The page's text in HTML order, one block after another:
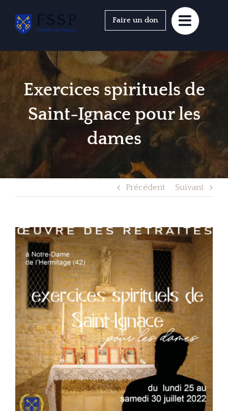
contenu
Faire un don
Exercices spirituels de
Saint-Ignace pour les
dames
Précédent Suivant